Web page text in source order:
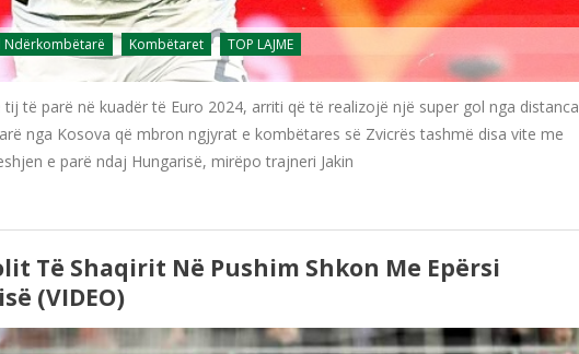
Ndërkombëtarë Kombëtaret TOP LAJME
tij të parë në kuadër të Euro 2024, arriti që të realizojë një super gol nga distanca
nga Kosova që mbron ngjyrat e kombëtares së Zvicrës tashmë disa vite me
e parë ndaj Hungarisë, mirëpo trajneri Jakin
Të Shaqirit Në Pushim Shkon Me Epërsi
(VIDEO)